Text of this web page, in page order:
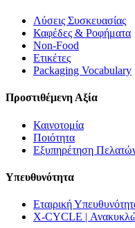
Λύσεις Συσκευασίας
Καφέδες & Ροφήματα
Non-Food
Ετικέτες
Packaging Vocabulary
Προστιθέμενη Αξία
Καινοτομία
Ποιότητα
Εξυπηρέτηση
Υπευθυνότητα
Εταιρική
X-CYCLE |